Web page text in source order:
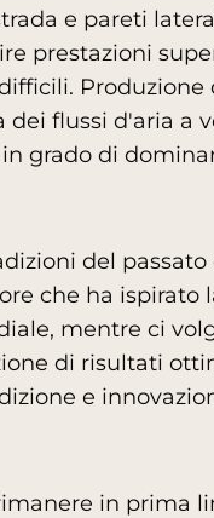
e pareti
prestazioni
Produzione
flussi d'aria a
grado di
del passato
che ha ispirato
mentre ci
di risultati
e
in prima